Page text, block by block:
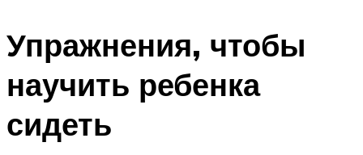
Упражнения, чтобы
научить ребенка
сидеть